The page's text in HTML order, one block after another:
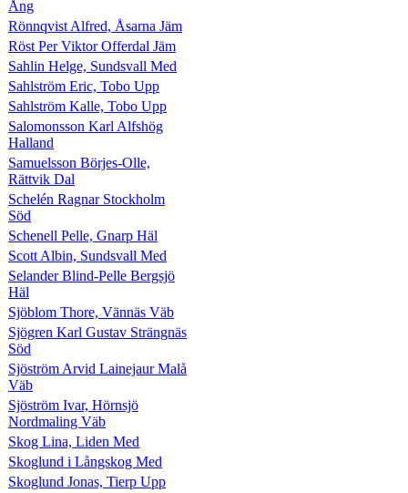
Ång
Rönnqvist Alfred, Åsarna Jäm
Röst Per Viktor Offerdal Jäm
Sahlin Helge, Sundsvall Med
Sahlström Eric, Tobo Upp
Sahlström Kalle, Tobo Upp
Salomonsson Karl Alfshög
Halland
Samuelsson Börjes-Olle,
Rättvik Dal
Schelén Ragnar Stockholm
Söd
Schenell Pelle, Gnarp Häl
Scott Albin, Sundsvall Med
Selander Blind-Pelle Bergsjö
Häl
Sjöblom Thore, Vännäs Väb
Sjögren Karl Gustav Strängnäs
Söd
Sjöström Arvid Lainejaur Malå
Väb
Sjöström Ivar, Hörnsjö
Nordmaling Väb
Skog Lina, Liden Med
Skoglund i Långskog Med
Skoglund Jonas, Tierp Upp